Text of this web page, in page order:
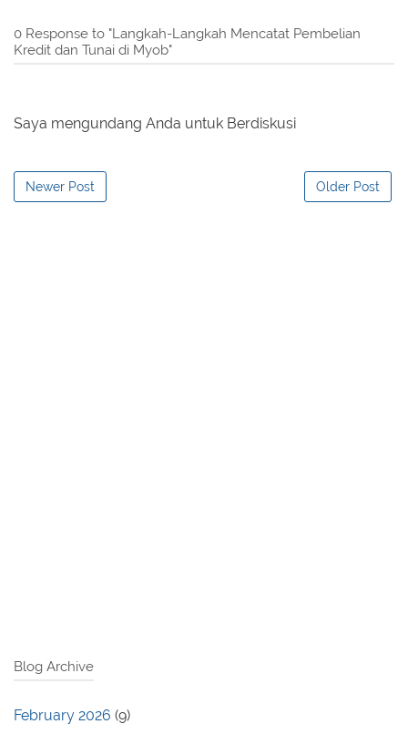
0 Response to "Langkah-Langkah Mencatat Pembelian
Kredit dan Tunai di Myob"
Saya mengundang Anda untuk Berdiskusi
Newer Post Older Post
Blog Archive
February 2026 (9)